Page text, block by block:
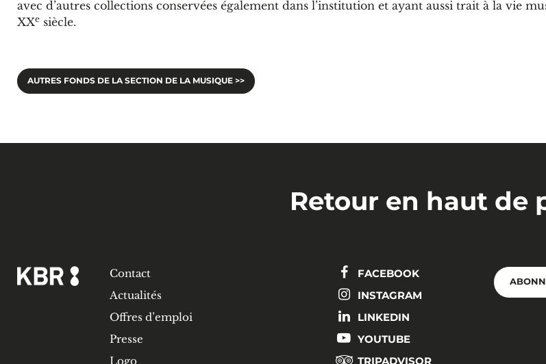
avec d’autres collections conservées également dans l’institution et ayant aussi trait à la vie
XXe siècle.
AUTRES FONDS DE LA SECTION DE LA MUSIQUE >>
Retour en haut de
Contact
Actualités
Offres d’emploi
Presse
Logo
FACEBOOK
INSTAGRAM
LINKEDIN
YOUTUBE
TRIPADVISOR